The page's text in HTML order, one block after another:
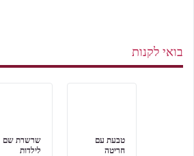
בואי לקנות
שרשרת שם
לילדות
טבעת עם
חריטה